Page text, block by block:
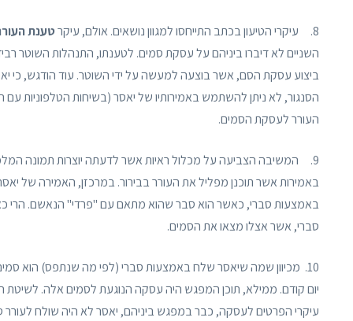
8. עיקרי הטיעון בכתב התייחסו למגוון נושאים. אולם, עיקר
טענת
השניים לא דיברו ביניהם על עסקת סמים. לטענתו, התנהלות השוטר
ביצוע עסקת הסם, אשר בוצעה למעשה על ידי השוטר. עוד הודגש,
הסנגור, לא ניתן להשתמש באמירותיו של יאסר (בשיחות הטלפוניות
העורר לעסקת הסמים.
9. המשיבה הצביעה על מכלול ראיות אשר לדעתה יוצרות תמונה המלמדת על סחר בסמים. לעניין אמרותיו של יאסר,
באמצעות סברי, כאשר הוא סבר שהוא מתאם עם "פרדי" הנאשם. הרי
סברי, אשר אצלו מצאו את הסמים.
10. מכיוון שמה שיאסר שלח באמצעות סברי (לפי מה שנתפס) הוא
יום קודם. ממילא, תוכן המפגש היה עסקה הנוגעת לסמים אלה. לשיטת
עיקרי הפרטים לעסקה, כבר במפגש ביניהם, יאסר לא היה שולח